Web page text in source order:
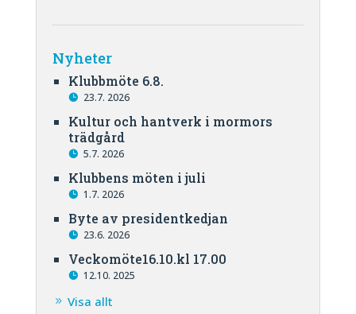
Nyheter
Klubbmöte 6.8.
23.7. 2026
Kultur och hantverk i mormors
trädgård
5.7. 2026
Klubbens möten i juli
1.7. 2026
Byte av presidentkedjan
23.6. 2026
Veckomöte16.10.kl 17.00
12.10. 2025
Visa allt